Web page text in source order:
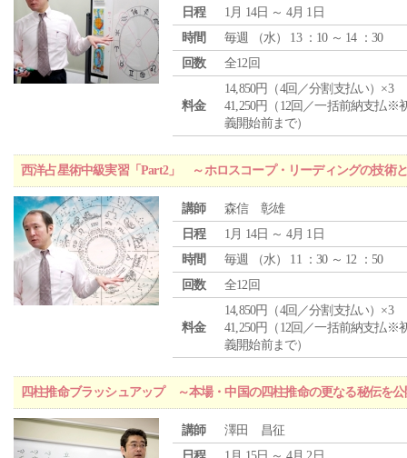
日程
1月 14日 ～ 4月 1日
時間
毎週 （水） 13 ：10 ～ 14 ：30
回数
全12回
料金
14,850円（4回／分割支払い）×3
41,250円（12回／一括前納支払※
義開始前まで）
西洋占星術中級実習「Part2」 ～ホロスコープ・リーディングの技術
講師
森信 彰雄
日程
1月 14日 ～ 4月 1日
時間
毎週 （水） 11 ：30 ～ 12 ：50
回数
全12回
料金
14,850円（4回／分割支払い）×3
41,250円（12回／一括前納支払※
義開始前まで）
四柱推命ブラッシュアップ ～本場・中国の四柱推命の更なる秘伝を
講師
澤田 昌征